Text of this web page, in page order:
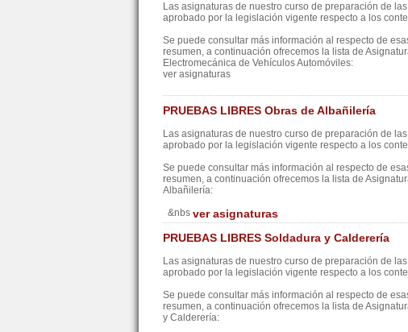
Las asignaturas de nuestro curso de preparación de
aprobado por la legislación vigente respecto a los
Se puede consultar más información al respecto de
resumen, a continuación ofrecemos la lista de
Electromecánica de Vehículos Automóviles:
ver asignaturas
PRUEBAS LIBRES Obras de Albañilería
Las asignaturas de nuestro curso de preparación de
aprobado por la legislación vigente respecto a los
Se puede consultar más información al respecto de
resumen, a continuación ofrecemos la lista de
Albañilería:
&nbs ver asignaturas
PRUEBAS LIBRES Soldadura y Calderería
Las asignaturas de nuestro curso de preparación de
aprobado por la legislación vigente respecto a los
Se puede consultar más información al respecto de
resumen, a continuación ofrecemos la lista de
y Calderería: